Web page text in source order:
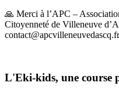
🙏 Merci à l’APC –
Citoyenneté de Villeneuve
contact@apcvilleneuvedascq.fr
L'Eki-kids, une course